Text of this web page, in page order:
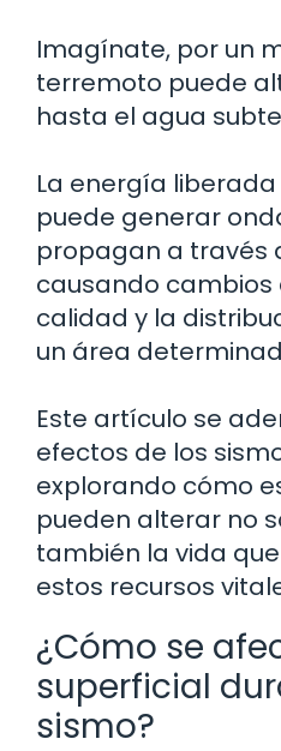
Imagínate, por un
terremoto puede
hasta el agua
La energía
puede generar
propagan a través
causando cambios
calidad y la
un área
Este artículo se
efectos de los
explorando cómo
pueden alterar no
también la vida
estos recursos
¿Cómo se
superficial
sismo?